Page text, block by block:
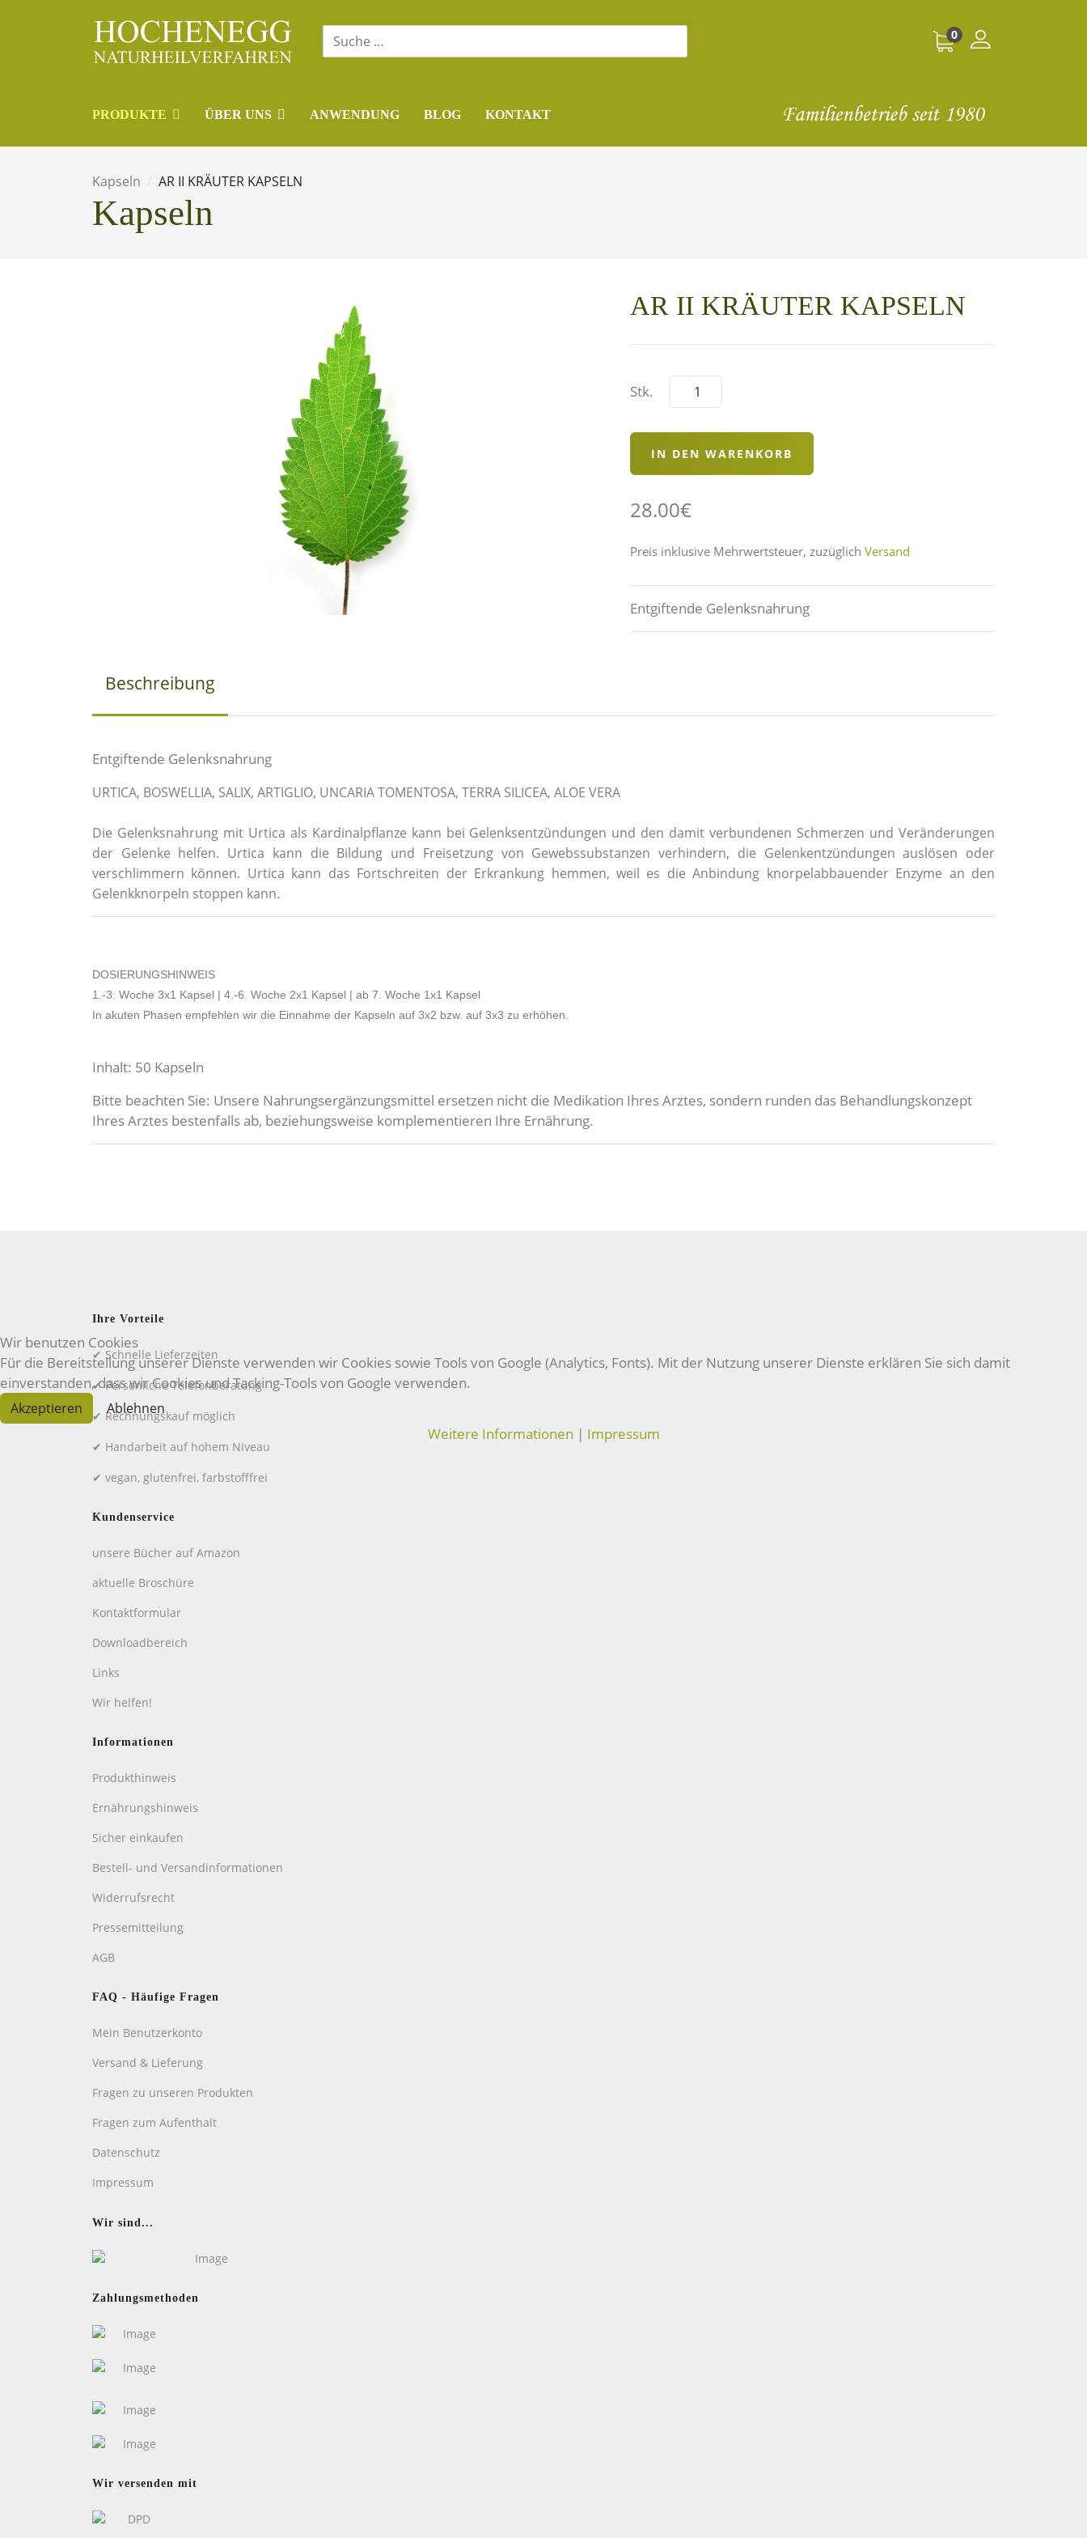
0
PRODUKTE ÜBER UNS ANWENDUNG BLOG KONTAKT
Kapseln AR II KRÄUTER KAPSELN
Kapseln
AR II KRÄUTER KAPSELN
Stk.
28.00€
Preis inklusive Mehrwertsteuer, zuzüglich Versand
Entgiftende Gelenksnahrung
Beschreibung
Entgiftende Gelenksnahrung
URTICA, BOSWELLIA, SALIX, ARTIGLIO, UNCARIA TOMENTOSA, TERRA SILICEA, ALOE VERA
Die Gelenksnahrung mit Urtica als Kardinalpflanze kann bei Gelenksentzündungen und den damit verbundenen Schmerzen und Veränderungen
der Gelenke helfen. Urtica kann die Bildung und Freisetzung von Gewebssubstanzen verhindern, die Gelenkentzündungen auslösen oder
verschlimmern können. Urtica kann das Fortschreiten der Erkrankung hemmen, weil es die Anbindung knorpelabbauender Enzyme an den
Gelenkknorpeln stoppen kann.
DOSIERUNGSHINWEIS
1.-3. Woche 3x1 Kapsel | 4.-6. Woche 2x1 Kapsel | ab 7. Woche 1x1 Kapsel
In akuten Phasen empfehlen wir die Einnahme der Kapseln auf 3x2 bzw. auf 3x3 zu erhöhen.
Inhalt: 50 Kapseln
Bitte beachten Sie: Unsere Nahrungsergänzungsmittel ersetzen nicht die Medikation Ihres Arztes, sondern runden das Behandlungskonzept
Ihres Arztes bestenfalls ab, beziehungsweise komplementieren Ihre Ernährung.
Ihre Vorteile
✔ Schnelle Lieferzeiten
✔ Persönliche Telefonberatung
✔ Rechnungskauf möglich
✔ Handarbeit auf hohem Niveau
✔ vegan, glutenfrei, farbstofffrei
Kundenservice
unsere Bücher auf Amazon
aktuelle Broschüre
Kontaktformular
Downloadbereich
Links
Wir helfen!
Informationen
Produkthinweis
Ernährungshinweis
Sicher einkaufen
Bestell- und Versandinformationen
Widerrufsrecht
Pressemitteilung
AGB
FAQ - Häufige Fragen
Mein Benutzerkonto
Versand & Lieferung
Fragen zu unseren Produkten
Fragen zum Aufenthalt
Datenschutz
Impressum
Wir sind...
Zahlungsmethoden
Wir versenden mit
Wir benutzen Cookies
Für die Bereitstellung unserer Dienste verwenden wir Cookies sowie Tools von Google (Analytics, Fonts). Mit der Nutzung unserer Dienste erklären Sie sich damit
einverstanden, dass wir Cookies und Tacking-Tools von Google verwenden.
Akzeptieren Ablehnen
Weitere Informationen | Impressum